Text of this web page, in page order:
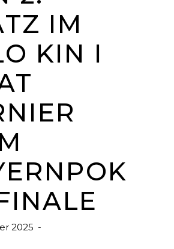
IM
KIN I
2025